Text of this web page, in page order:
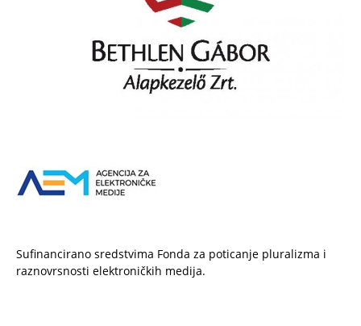
Sufinancirano sredstvima Fonda za poticanje pluralizma i
raznovrsnosti elektroničkih medija.